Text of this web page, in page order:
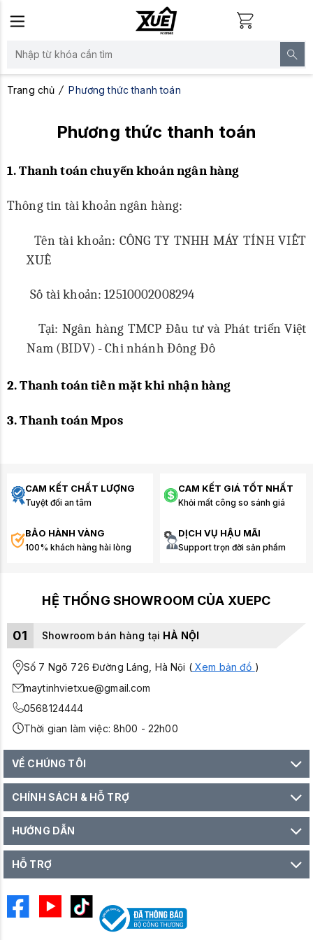
Trang chủ Phương thức thanh toán
Phương thức thanh toán
1.Thanh toánchuyển khoản ngân hàng
Thông tin tài khoản ngân hàng:
Tên tài khoản: CÔNG TY TNHH MÁY TÍNH VIẾT
XUÊ
Số tài khoản: 12510002008294
Tại: Ngân hàng TMCP Đầu tư và Phát triển Việt
Nam (BIDV) - Chi nhánh Đông Đô
2.Thanh toántiền mặt khi nhận hàng
3. Thanh toán Mpos
CAM KẾT CHẤT LƯỢNG
Tuyệt đối an tâm
CAM KẾT GIÁ TỐT NHẤT
Khỏi mất công so sánh giá
BẢO HÀNH VÀNG
100% khách hàng hài lòng
DỊCH VỤ HẬU MÃI
Support trọn đời sản phẩm
HỆ THỐNG SHOWROOM CỦA XUEPC
01 Showroom bán hàng tại HÀ NỘI
Số 7 Ngõ 726 Đường Láng, Hà Nội (Xem bản đồ )
maytinhvietxue@gmail.com
0568124444
Thời gian làm việc: 8h00 - 22h00
VỀ CHÚNG TÔI
CHÍNH SÁCH & HỖ TRỢ
HƯỚNG DẪN
HỖ TRỢ